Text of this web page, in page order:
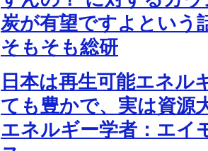
炭が有望ですよという
そもそも総研
日本は再生可能エネル
ても豊かで、実は資源
エネルギー学者：エイ